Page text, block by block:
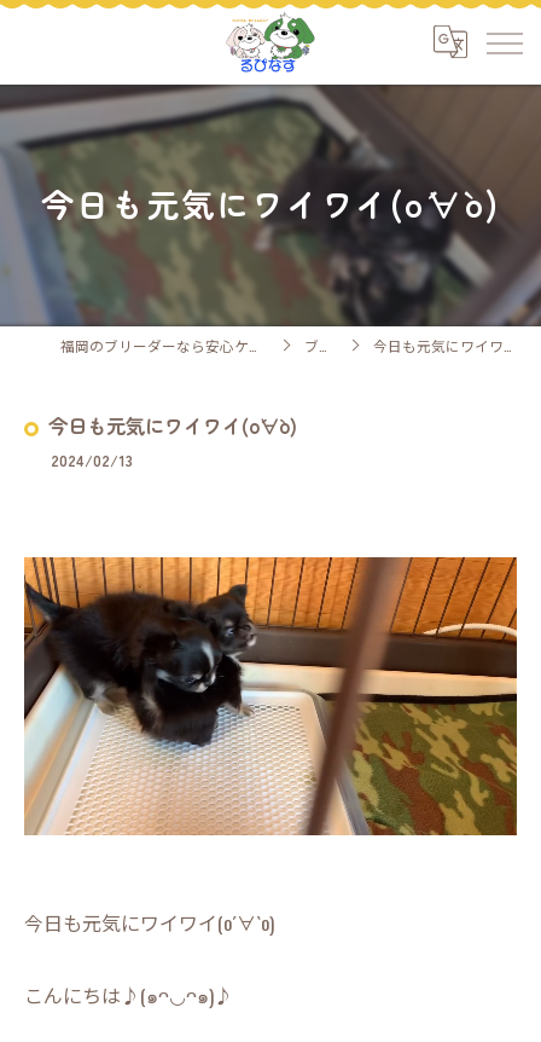
今日も元気にワイワイ(о´∀`о)
ブログ 今日も元気にワイワイ(о´∀`о)
今日も元気にワイワイ(о´∀`о)
2024/02/13
今日も元気にワイワイ(о´∀`о)
こんにちは♪(๑ᴖ◡ᴖ๑)♪